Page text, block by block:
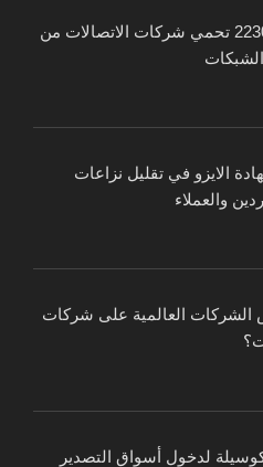
شهادة الايزو 22301 تحمي شركات الاتصالات من
الايزو في تقليل نزاعات
والعملاء
الشركات العالمية على شركات
لدخول أسواق التصدير